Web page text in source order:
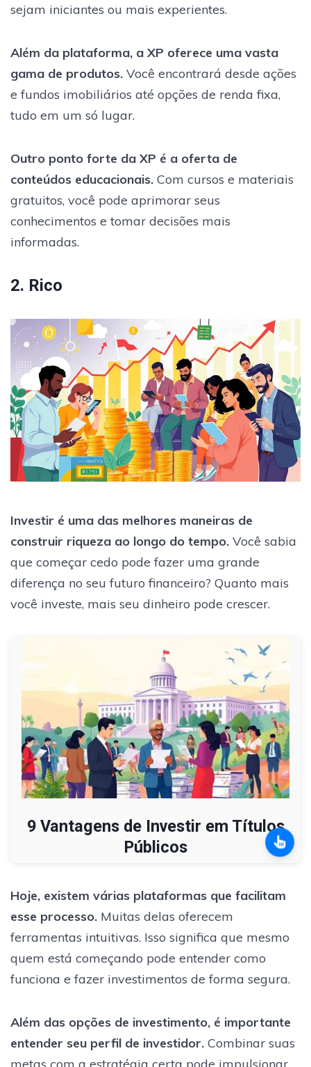
sejam iniciantes ou mais experientes.
Além da plataforma, a XP oferece uma vasta
gama de produtos. Você encontrará desde ações
e fundos imobiliários até opções de renda fixa,
tudo em um só lugar.
Outro ponto forte da XP é a oferta de
conteúdos educacionais. Com cursos e materiais
gratuitos, você pode aprimorar seus
conhecimentos e tomar decisões mais
informadas.
2. Rico
Investir é uma das melhores maneiras de
construir riqueza ao longo do tempo. Você sabia
que começar cedo pode fazer uma grande
diferença no seu futuro financeiro? Quanto mais
você investe, mais seu dinheiro pode crescer.
9 Vantagens de Investir em Títulos
Públicos
Hoje, existem várias plataformas que facilitam
esse processo. Muitas delas oferecem
ferramentas intuitivas. Isso significa que mesmo
quem está começando pode entender como
funciona e fazer investimentos de forma segura.
Além das opções de investimento, é importante
entender seu perfil de investidor. Combinar suas
metas com a estratégia certa pode impulsionar